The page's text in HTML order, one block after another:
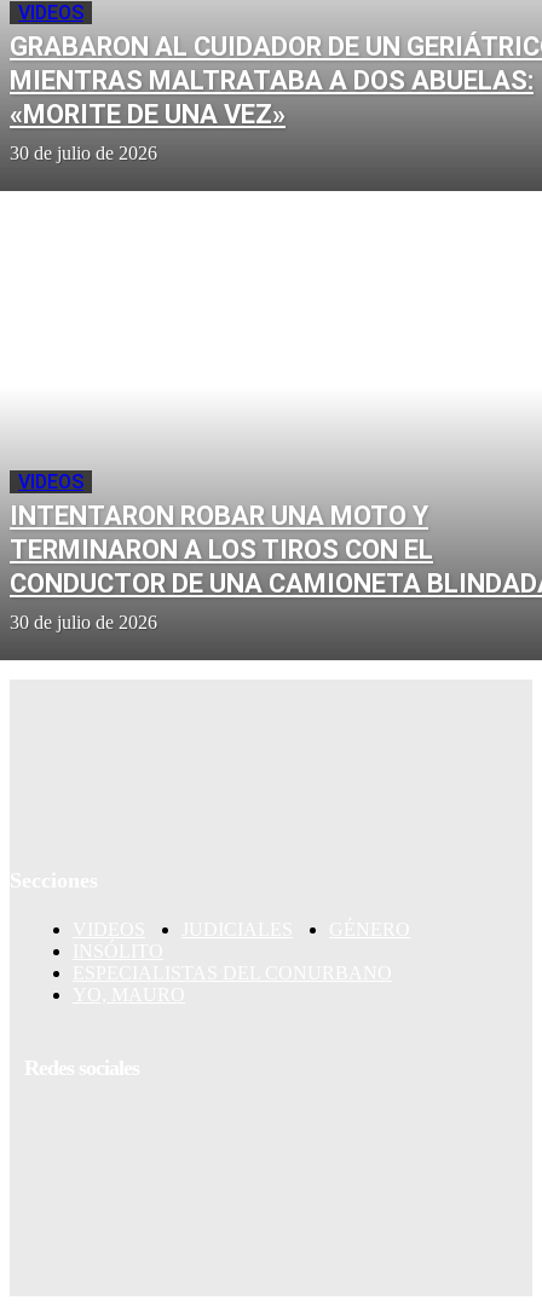
VIDEOS
GRABARON AL CUIDADOR DE UN
MIENTRAS MALTRATABA A DOS ABUELAS:
«MORITE DE UNA VEZ»
30 de julio de 2026
VIDEOS
INTENTARON ROBAR UNA MOTO Y
TERMINARON A LOS TIROS CON EL
CONDUCTOR DE UNA CAMIONETA
30 de julio de 2026